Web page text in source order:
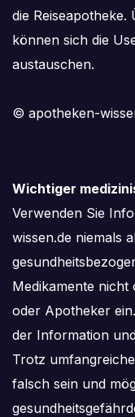
die
können sich die
austauschen.
© apotheken-
Wichtiger
Verwenden Sie
wissen.de niemals
Medikamente
oder Apotheker
der Information
Trotz
falsch sein und